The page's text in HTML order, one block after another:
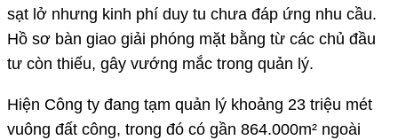
sạt lở nhưng kinh phí duy tu chưa đáp ứng nhu cầu.
Hồ sơ bàn giao giải phóng mặt bằng từ các chủ đầu
tư còn thiếu, gây vướng mắc trong quản lý.
Hiện Công ty đang tạm quản lý khoảng 23 triệu mét
vuông đất công, trong đó có gần 864.000m² ngoài